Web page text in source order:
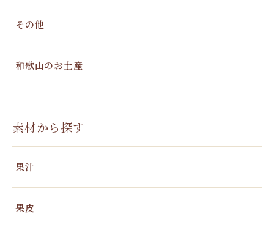
その他
和歌山のお土産
素材から探す
果汁
果皮